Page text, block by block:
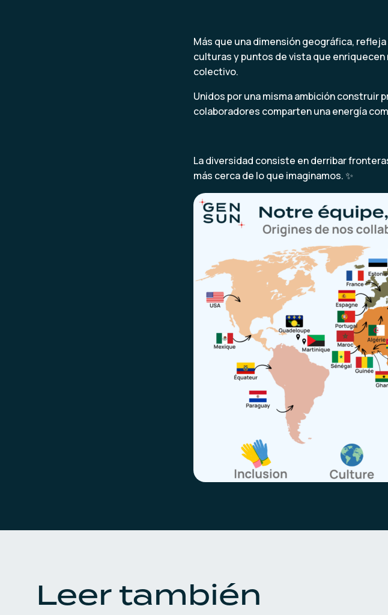
Más que una dimensión geográfica,
culturas y puntos de vista que
colectivo.
Unidos por una misma ambición
colaboradores comparten una energía
La diversidad consiste en derribar
más cerca de lo que imaginamos. ✨
Leer también